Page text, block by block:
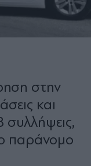
στην
και
παράνομο